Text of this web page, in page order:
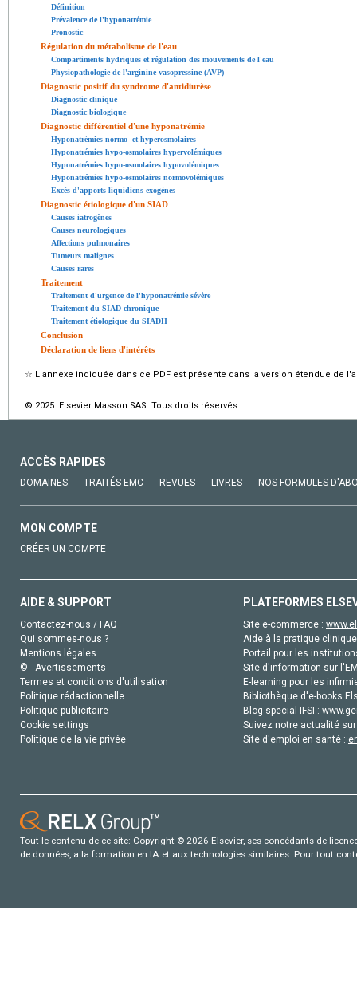
Définition
Prévalence de l'hyponatrémie
Pronostic
Régulation du métabolisme de l'eau
Compartiments hydriques et régulation des mouvements de l'eau
Physiopathologie de l'arginine vasopressine (AVP)
Diagnostic positif du syndrome d'antidiurèse
Diagnostic clinique
Diagnostic biologique
Diagnostic différentiel d'une hyponatrémie
Hyponatrémies normo- et hyperosmolaires
Hyponatrémies hypo-osmolaires hypervolémiques
Hyponatrémies hypo-osmolaires hypovolémiques
Hyponatrémies hypo-osmolaires normovolémiques
Excès d'apports liquidiens exogènes
Diagnostic étiologique d'un SIAD
Causes iatrogènes
Causes neurologiques
Affections pulmonaires
Tumeurs malignes
Causes rares
Traitement
Traitement d'urgence de l'hyponatrémie sévère
Traitement du SIAD chronique
Traitement étiologique du SIADH
Conclusion
Déclaration de liens d'intérêts
☆ L'annexe indiquée dans ce PDF est présente dans la version étendue de
© 2025 Elsevier Masson SAS. Tous droits réservés.
ACCÈS RAPIDES
DOMAINES TRAITÉS EMC REVUES LIVRES NOS FORMULES
MON COMPTE
CRÉER UN COMPTE
AIDE & SUPPORT
Contactez-nous / FAQ
Qui sommes-nous ?
Mentions légales
© - Avertissements
Termes et conditions d'utilisation
Politique rédactionnelle
Politique publicitaire
Cookie settings
Politique de la vie privée
PLATEFORMES
Site e-commerce :
Aide à la pratique
Portail pour les
Site d'information sur
E-learning pour les
Bibliothèque d'e-books
Blog special IFSI :
Suivez notre actualité
Site d'emploi en santé :
Tout le contenu de ce site: Copyright © 2026 Elsevier, ses concédants de
de données, a la formation en IA et aux technologies similaires. Pour tout